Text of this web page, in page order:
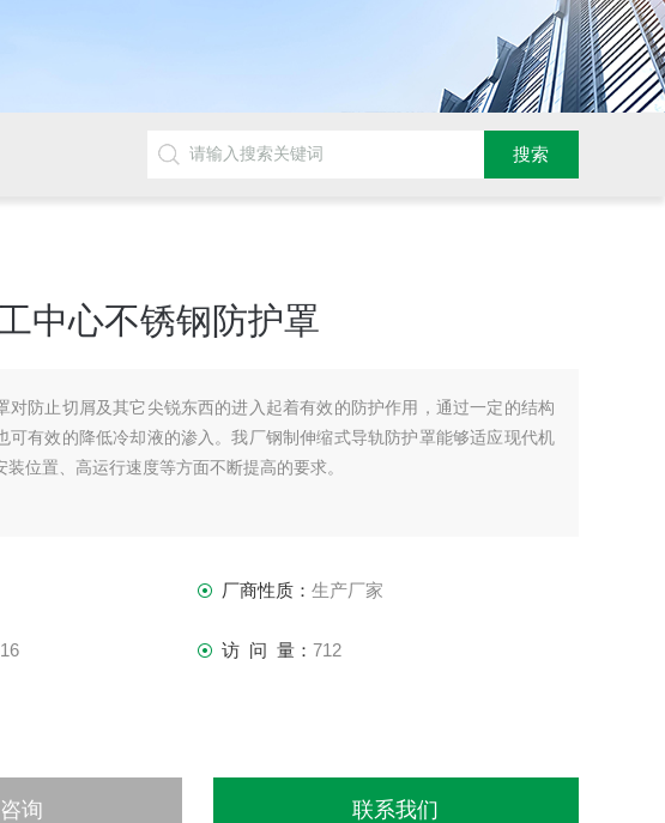
中心不锈钢防护罩
对防止切屑及其它尖锐东西的进入起着有效的防护作用，通过一定的结构
可有效的降低冷却液的渗入。我厂钢制伸缩式导轨防护罩能够适应现代机
装位置、高运行速度等方面不断提高的要求。
厂商性质： 生产厂家
访 问 量： 712
询 联系我们